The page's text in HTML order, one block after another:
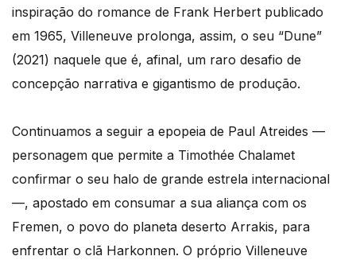
inspiração do romance de Frank Herbert publicado
em 1965, Villeneuve prolonga, assim, o seu “Dune”
(2021) naquele que é, afinal, um raro desafio de
concepção narrativa e gigantismo de produção.
Continuamos a seguir a epopeia de Paul Atreides —
personagem que permite a Timothée Chalamet
confirmar o seu halo de grande estrela internacional
—, apostado em consumar a sua aliança com os
Fremen, o povo do planeta deserto Arrakis, para
enfrentar o clã Harkonnen. O próprio Villeneuve